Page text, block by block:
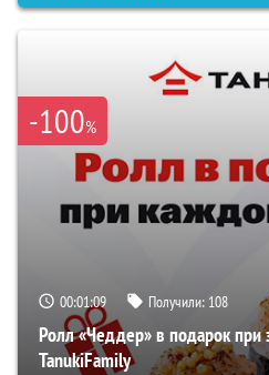
-100%
00:01:08 Получили: 108
Ролл «Чеддер» в подарок при
TanukiFamily